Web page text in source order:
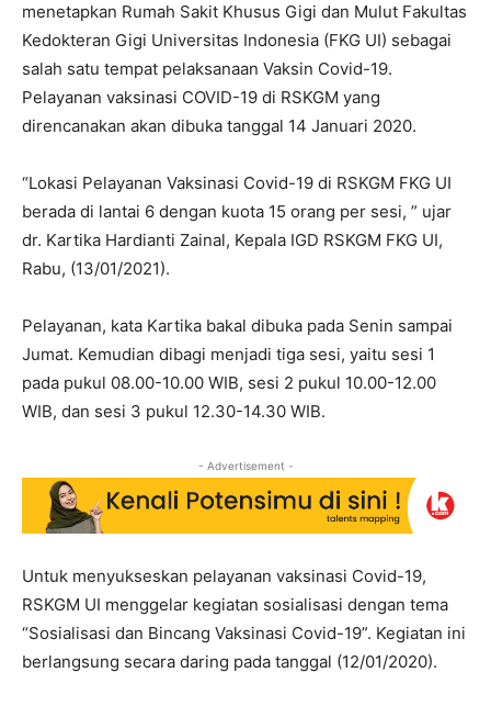
menetapkan Rumah Sakit Khusus Gigi dan Mulut Fakultas
Kedokteran Gigi Universitas Indonesia (FKG UI) sebagai
salah satu tempat pelaksanaan Vaksin Covid-19.
Pelayanan vaksinasi COVID-19 di RSKGM yang
direncanakan akan dibuka tanggal 14 Januari 2020.
“Lokasi Pelayanan Vaksinasi Covid-19 di RSKGM FKG UI
berada di lantai 6 dengan kuota 15 orang per sesi, ” ujar
dr. Kartika Hardianti Zainal, Kepala IGD RSKGM FKG UI,
Rabu, (13/01/2021).
Pelayanan, kata Kartika bakal dibuka pada Senin sampai
Jumat. Kemudian dibagi menjadi tiga sesi, yaitu sesi 1
pada pukul 08.00-10.00 WIB, sesi 2 pukul 10.00-12.00
WIB, dan sesi 3 pukul 12.30-14.30 WIB.
- Advertisement -
Untuk menyukseskan pelayanan vaksinasi Covid-19,
RSKGM UI menggelar kegiatan sosialisasi dengan tema
“Sosialisasi dan Bincang Vaksinasi Covid-19”. Kegiatan ini
berlangsung secara daring pada tanggal (12/01/2020).